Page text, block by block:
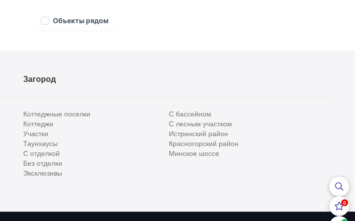
Объекты рядом
Загород
Коттеджные поселки
Коттеджи
Участки
Таунхаусы
С отделкой
Без отделки
Эксклюзивы
С бассейном
С лесным участком
Истринский район
Красногорский район
Минское шоссе
0
Все
Сегодня